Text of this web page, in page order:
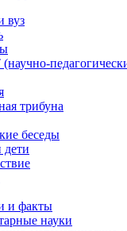
вуз
трибуна
беседы
дети
и факты
науки